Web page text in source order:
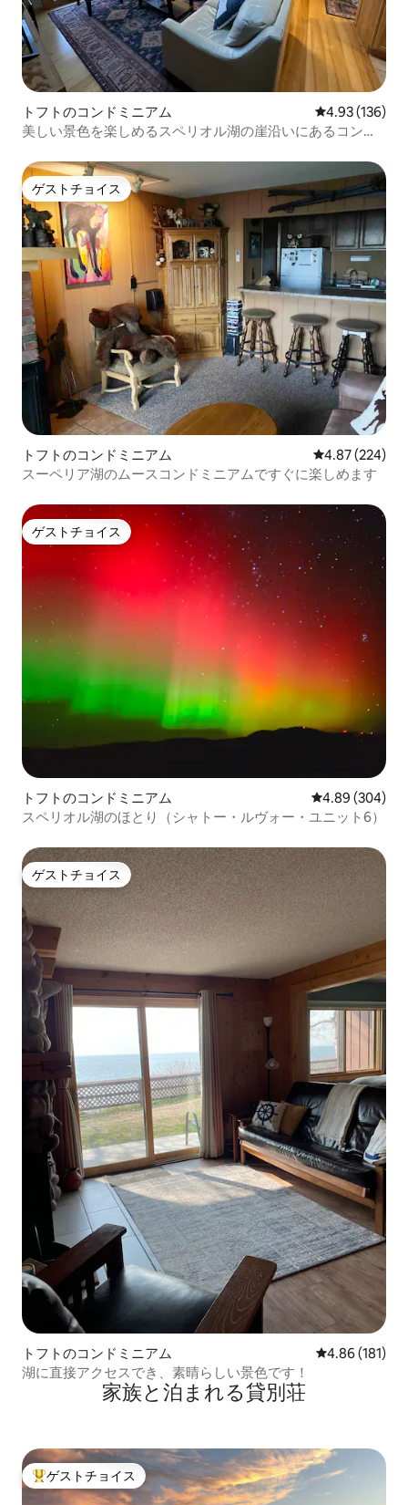
トフトのコンドミニアム レビュー136
4.93 (136)
美しい景色を楽しめるスペリオル湖の崖沿いにあるコンド
ゲストチョイス
ゲストチョイス
トフトのコンドミニアム レビュー224
4.87 (224)
スーペリア湖のムースコンドミニアムですぐに楽しめます
ゲストチョイス
ゲストチョイス
トフトのコンドミニアム レビュー304
4.89 (304)
スペリオル湖のほとり（シャトー・ルヴォー・ユニット6）
ゲストチョイス
ゲストチョイス
トフトのコンドミニアム レビュー181
4.86 (181)
湖に直接アクセスでき、素晴らしい景色です！
家族と泊まれる貸別荘
大好評のゲストチョイスです。
ゲストチョイス